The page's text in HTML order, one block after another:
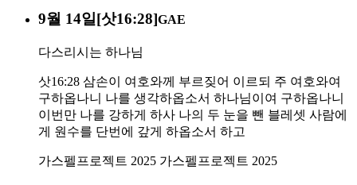
9월 14일[삿16:28]GAE
다스리시는 하나님
삿16:28 삼손이 여호와께 부르짖어 이르되 주 여호와여
구하옵나니 나를 생각하옵소서 하나님이여 구하옵나니
이번만 나를 강하게 하사 나의 두 눈을 뺀 블레셋 사람에
게 원수를 단번에 갚게 하옵소서 하고
가스펠프로젝트 2025 가스펠프로젝트 2025